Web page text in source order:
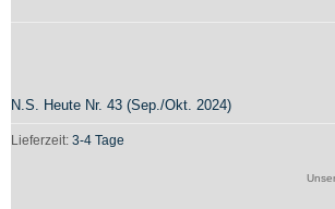
N.S. Heute Nr. 43 (Sep./Okt. 2024)
Lieferzeit: 3-4 Tage